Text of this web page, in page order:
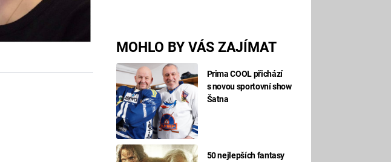
MOHLO BY VÁS ZAJÍMAT
Prima COOL přichází
s novou sportovní show
Šatna
50 nejlepších fantasy